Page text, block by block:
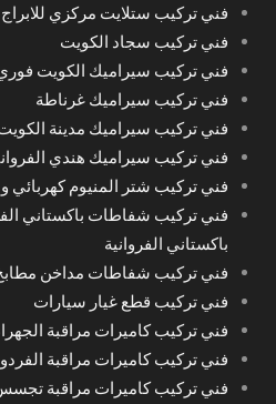
فني تركيب ستلايت مركزي
فني تركيب سجاد الكويت
فني تركيب سيراميك الكويت
فني تركيب سيراميك غرناطة
فني تركيب سيراميك مدينة
فني تركيب سيراميك هندي
فني تركيب شتر المنيوم كهربائي
فني تركيب شفاطات باكستاني
باكستاني الفروانية
فني تركيب شفاطات مداخن مطابخ
فني تركيب قطع غيار سيارات
فني تركيب كاميرات مراقبة
فني تركيب كاميرات مراقبة
فني تركيب كاميرات مراقبة